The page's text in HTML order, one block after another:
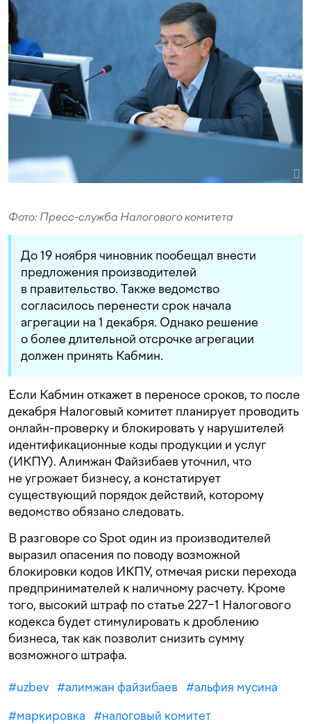
Фото: Пресс-служба Налогового комитета
До 19 ноября чиновник пообещал внести
предложения производителей
в правительство. Также ведомство
согласилось перенести срок начала
агрегации на 1 декабря. Однако решение
о более длительной отсрочке агрегации
должен принять Кабмин.
Если Кабмин откажет в переносе сроков, то после
декабря Налоговый комитет планирует проводить
онлайн-проверку и блокировать у нарушителей
идентификационные коды продукции и услуг
(ИКПУ). Алимжан Файзибаев уточнил, что
не угрожает бизнесу, а констатирует
существующий порядок действий, которому
ведомство обязано следовать.
В разговоре со Spot один из производителей
выразил опасения по поводу возможной
блокировки кодов ИКПУ, отмечая риски перехода
предпринимателей к наличному расчету. Кроме
того, высокий штраф по статье 227−1 Налогового
кодекса будет стимулировать к дроблению
бизнеса, так как позволит снизить сумму
возможного штрафа.
#uzbev #алимжан файзибаев #альфия мусина
#маркировка #налоговый комитет